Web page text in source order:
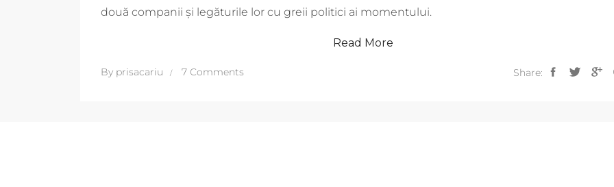
două companii și legăturile lor cu greii politici ai momentului.
Read More
By prisacariu 7 Comments Share: